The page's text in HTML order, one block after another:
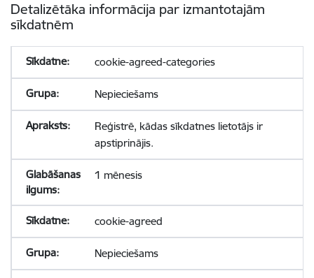
Detalizētāka informācija par izmantotajām
sīkdatnēm
cookie-agreed-categories
Nepieciešams
Reģistrē, kādas sīkdatnes lietotājs ir
apstiprinājis.
1 mēnesis
cookie-agreed
Nepieciešams